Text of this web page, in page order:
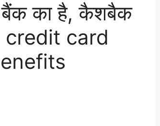
बैंक का है, कैशबैक
credit card